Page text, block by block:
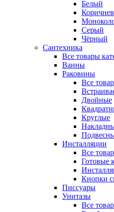
Белый
Серый
Чёрный
Сантехника
Все товары
Ванны
Раковины
Все
Двойные
Круглые
Инсталляции
Все
Готовые
Кнопки
Писсуары
Унитазы
Все